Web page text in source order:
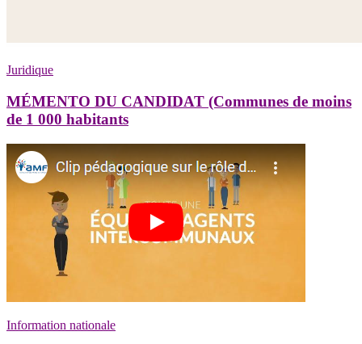
Juridique
MÉMENTO DU CANDIDAT (Communes de moins
de 1 000 habitants
Information nationale